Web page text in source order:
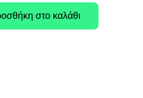
was:
60,00 €.
τιμή
είναι:
42,00 €.
στο καλάθι